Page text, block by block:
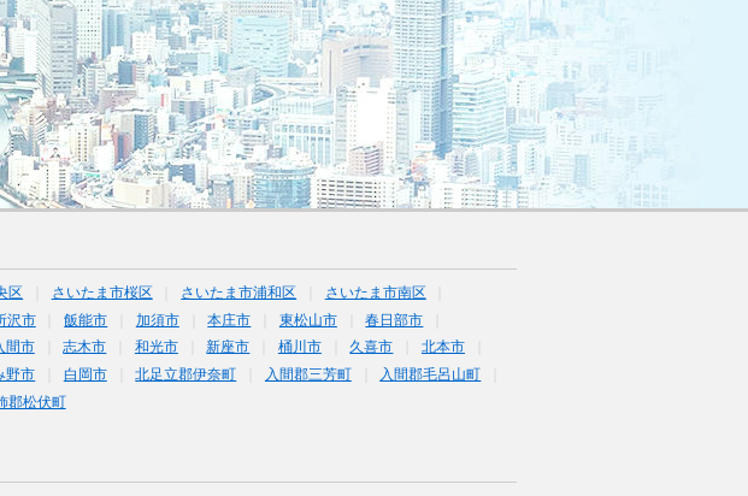
区 さいたま市桜区 さいたま市浦和区
さいたま市南区
沢市 飯能市 加須市 本庄市 東松山市
春日部市
間市 志木市 和光市 新座市 桶川市 久喜市
北本市
野市 白岡市 北足立郡伊奈町 入間郡三芳町
入間郡毛呂山町
郡松伏町